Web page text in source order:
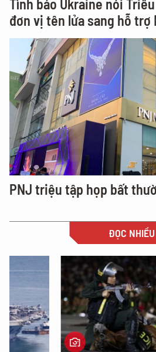
Tình báo Ukraine nói
đơn vị tên lửa sang hỗ trợ
PNJ triệu tập họp bất
ĐỌC NHIỀU